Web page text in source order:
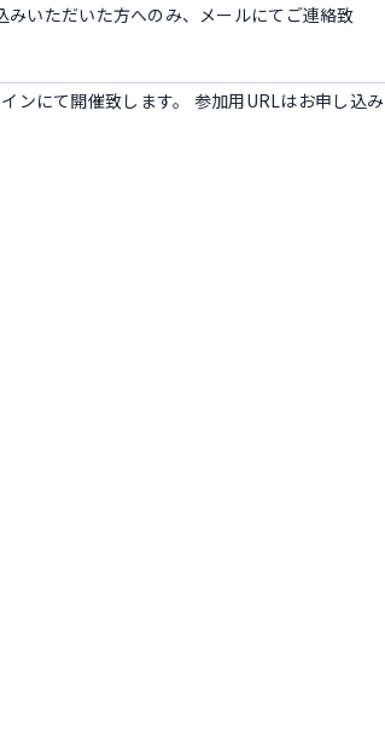
みいただいた方へのみ、メールにてご連絡致
ンにて開催致します。 参加用URLはお申し込み